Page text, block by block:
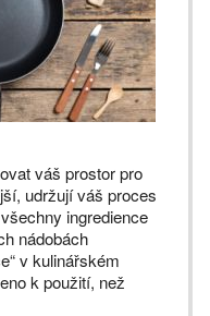
váš prostor pro
udržují váš proces
ingredience
nádobách
v kulinářském
k použití, než